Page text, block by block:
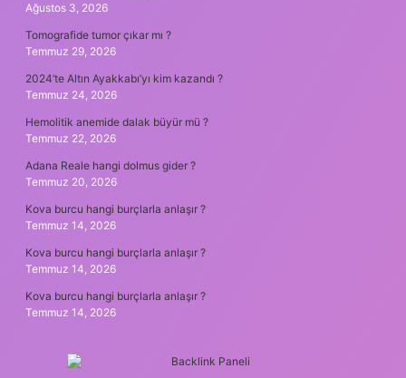
Ağustos 3, 2026
Tomografide tumor çıkar mı ?
Temmuz 29, 2026
2024’te Altın Ayakkabı’yı kim kazandı ?
Temmuz 24, 2026
Hemolitik anemide dalak büyür mü ?
Temmuz 22, 2026
Adana Reale hangi dolmus gider ?
Temmuz 20, 2026
Kova burcu hangi burçlarla anlaşır ?
Temmuz 14, 2026
Kova burcu hangi burçlarla anlaşır ?
Temmuz 14, 2026
Kova burcu hangi burçlarla anlaşır ?
Temmuz 14, 2026